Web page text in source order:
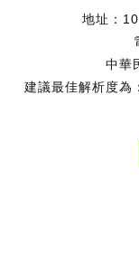
地址：
中華
建議最佳解析度